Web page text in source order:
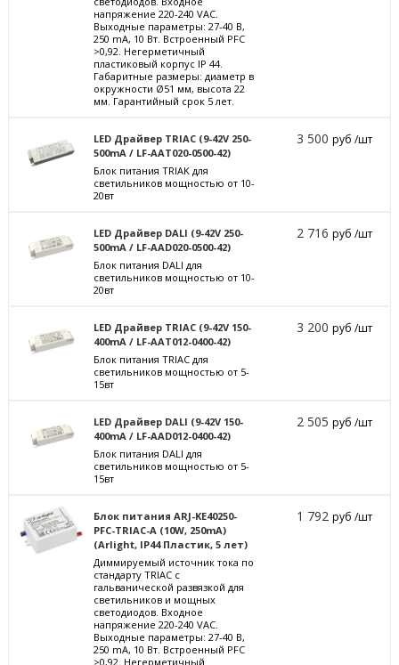
напряжение 220-240 VAC.
Выходные параметры: 27-40 В,
250 mА, 10 Вт. Встроенный PFC
>0,92. Негерметичный
пластиковый корпус IP 44.
Габаритные размеры: диаметр в
окружности Ø51 мм, высота 22
мм. Гарантийный срок 5 лет.
LED Драйвер TRIAC (9-42V 250-
500mA / LF-AAT020-0500-42)
Блок питания TRIAK для
светильников мощностью от 10-
20вт
3 500руб /шт
LED Драйвер DALI (9-42V 250-
500mA / LF-AAD020-0500-42)
Блок питания DALI для
светильников мощностью от 10-
20вт
2 716руб /шт
LED Драйвер TRIAC (9-42V 150-
400mA / LF-AAT012-0400-42)
Блок питания TRIAC для
светильников мощностью от 5-
15вт
3 200руб /шт
LED Драйвер DALI (9-42V 150-
400mA / LF-AAD012-0400-42)
Блок питания DALI для
светильников мощностью от 5-
15вт
2 505руб /шт
Блок питания ARJ-KE40250-
PFC-TRIAC-A (10W, 250mA)
(Arlight, IP44 Пластик, 5 лет)
Диммируемый источник тока по
стандарту TRIAC с
гальванической развязкой для
светильников и мощных
светодиодов. Входное
напряжение 220-240 VAC.
Выходные параметры: 27-40 В,
250 mА, 10 Вт. Встроенный PFC
>0,92. Негерметичный
1 792руб /шт